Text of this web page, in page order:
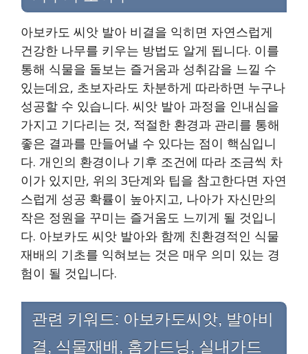
아보카도 씨앗 발아 비결을 익히면 자연스럽게
건강한 나무를 키우는 방법도 알게 됩니다. 이를
통해 식물을 돌보는 즐거움과 성취감을 느낄 수
있는데요, 초보자라도 차분하게 따라하면 누구나
성공할 수 있습니다. 씨앗 발아 과정을 인내심을
가지고 기다리는 것, 적절한 환경과 관리를 통해
좋은 결과를 만들어낼 수 있다는 점이 핵심입니
다. 개인의 환경이나 기후 조건에 따라 조금씩 차
이가 있지만, 위의 3단계와 팁을 참고한다면 자연
스럽게 성공 확률이 높아지고, 나아가 자신만의
작은 정원을 꾸미는 즐거움도 느끼게 될 것입니
다. 아보카도 씨앗 발아와 함께 친환경적인 식물
재배의 기초를 익혀보는 것은 매우 의미 있는 경
험이 될 것입니다.
관련 키워드: 아보카도씨앗, 발아비
결, 식물재배, 홈가드닝, 실내가드